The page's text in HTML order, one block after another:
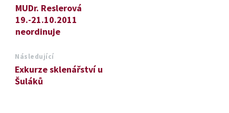
MUDr. Reslerová
19.-21.10.2011
neordinuje
Následující
Exkurze sklenářství u
Šuláků